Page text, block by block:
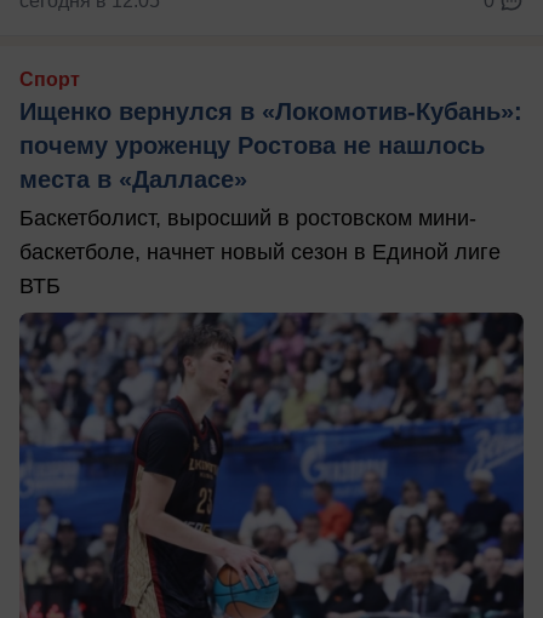
Спорт
Ищенко вернулся в «Локомотив-Кубань»:
почему уроженцу Ростова не нашлось
места в «Далласе»
Баскетболист, выросший в ростовском мини-
баскетболе, начнет новый сезон в Единой лиге
ВТБ